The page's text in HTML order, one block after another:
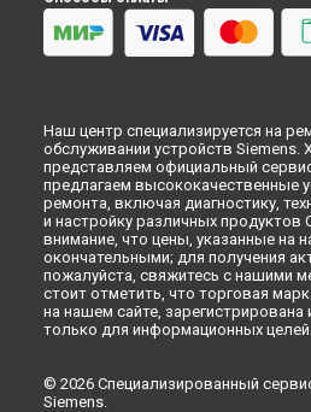
Ульяновске
Ремонт кофемашины TE655319RW
Кирове
Ремонт кофемашины TE655319RW
Кемерово
Ремонт кофемашины TE655319RW
Новокузнецке
Ремонт кофемашины TE655319RW
Рязани
Ремонт кофемашины TE655319RW
Астрахани
Ремонт кофемашины TE655319RW
Ремонт кофемашины TE655319RW
Липецке
Наш центр специализируется на
обслуживании устройств Siemens.
представляем официальный
предлагаем высококачественные
ремонта, включая диагностику,
и настройку различных продуктов
внимание, что цены, указанные на
окончательными; для получения
пожалуйста, свяжитесь с нашими
стоит отметить, что торговая
на нашем сайте, зарегистрирована
только для информационных целей.
© 2026 Специализированный
Siemens.